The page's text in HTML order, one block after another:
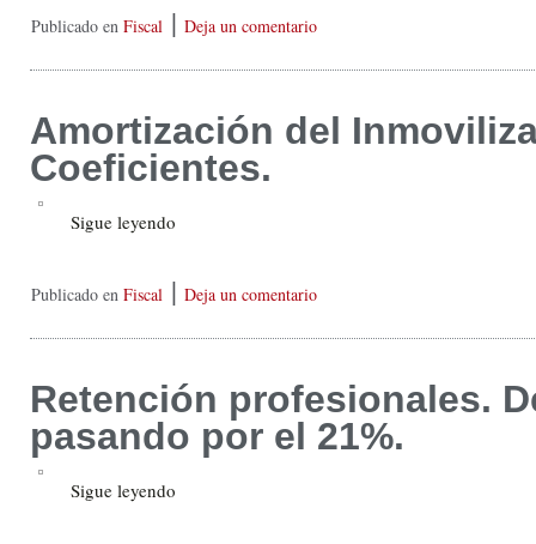
Publicado en Fiscal | Deja un comentario
Amortización del
Coeficientes.
Sigue leyendo
Publicado en Fiscal | Deja un comentario
Retención profesionales.
pasando por el 21%.
Sigue leyendo